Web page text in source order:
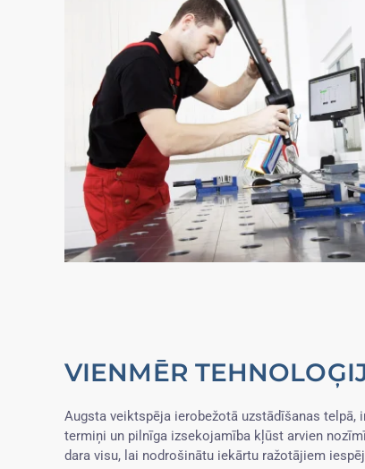
VIENMĒR
Augsta veiktspēja ierobežotā uzstādīšanas telpā,
termiņi un pilnīga izsekojamība kļūst arvien
dara visu, lai nodrošinātu iekārtu ražotājiem